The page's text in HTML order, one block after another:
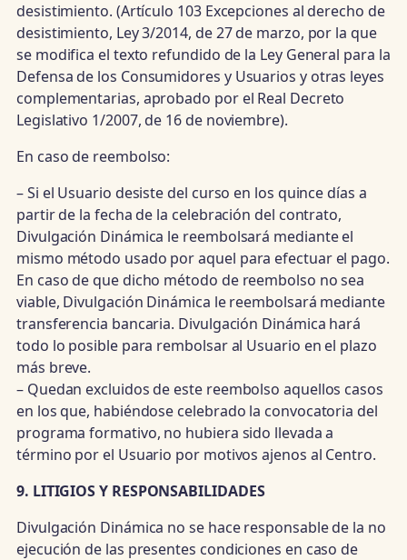
desistimiento. (Artículo 103 Excepciones al derecho de
desistimiento, Ley 3/2014, de 27 de marzo, por la que
se modifica el texto refundido de la Ley General para la
Defensa de los Consumidores y Usuarios y otras leyes
complementarias, aprobado por el Real Decreto
Legislativo 1/2007, de 16 de noviembre).
En caso de reembolso:
– Si el Usuario desiste del curso en los quince días a
partir de la fecha de la celebración del contrato,
Divulgación Dinámica le reembolsará mediante el
mismo método usado por aquel para efectuar el pago.
En caso de que dicho método de reembolso no sea
viable, Divulgación Dinámica le reembolsará mediante
transferencia bancaria. Divulgación Dinámica hará
todo lo posible para rembolsar al Usuario en el plazo
más breve.
– Quedan excluidos de este reembolso aquellos casos
en los que, habiéndose celebrado la convocatoria del
programa formativo, no hubiera sido llevada a
término por el Usuario por motivos ajenos al Centro.
9. LITIGIOS Y RESPONSABILIDADES
Divulgación Dinámica no se hace responsable de la no
ejecución de las presentes condiciones en caso de